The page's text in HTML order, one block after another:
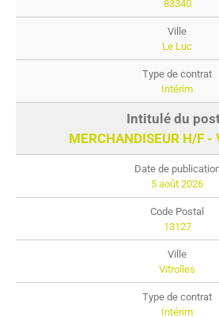
83340
Le Luc
Intérim
MERCHANDISEUR H/F -
5 août 2026
13127
Vitrolles
Intérim